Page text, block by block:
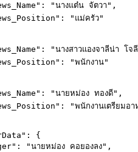
: "นางแต๋น จัตวา " ,
: " แม่ครัว"
: "นางสาวแองจาลีน่า โจลี
: "พนักงาน"
: "นายหม่อง ทองดี" ,
: "พนักงานเตรียมอา
: {
: "นายหม่อง คอยองลง" ,